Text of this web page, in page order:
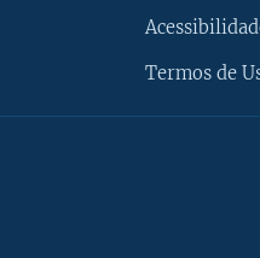
Termos de